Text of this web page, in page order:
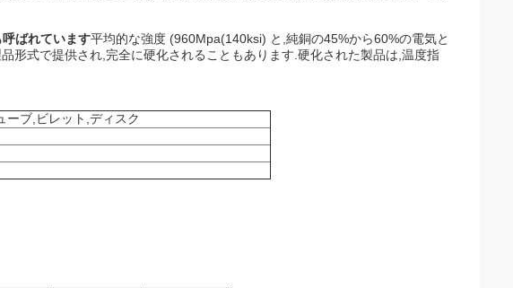
ばれています平均的な強度 (960Mpa(140ksi) と,純銅の45%から60%の電気と
形式で提供され,完全に硬化されることもあります.硬化された製品は,温度指
ーブ,ビレット,ディスク